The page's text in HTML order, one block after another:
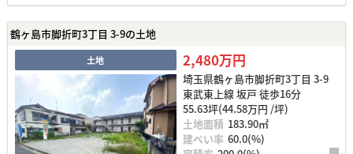
鶴ヶ島市脚折町3丁目 3-9の土地
土地 2,480万円
埼玉県鶴ヶ島市脚折町3丁目 3-9
東武東上線 坂戸 徒歩16分
55.63坪(44.58万円 /坪)
土地面積 183.90㎡
建ぺい率 60.0(%)